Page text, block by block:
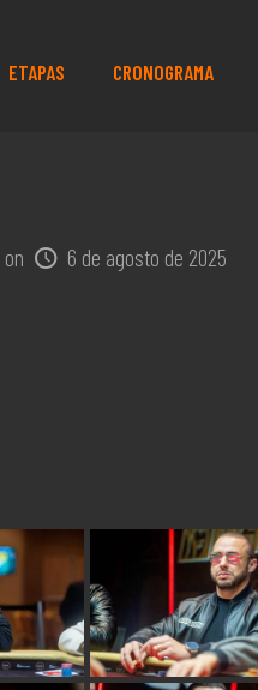
ETAPAS CRONOGRAMA
on 6 de agosto de 2025